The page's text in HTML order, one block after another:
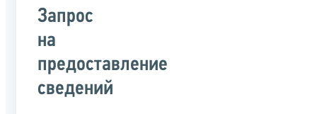
Запрос
на
предоставление
сведений